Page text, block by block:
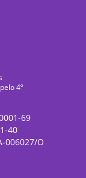
4º
69
40
006027/O